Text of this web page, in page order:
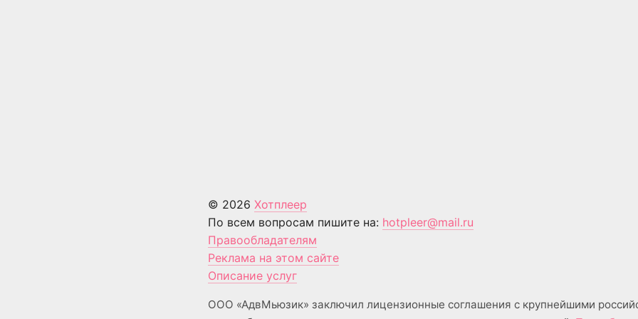
© 2026 Хотплеер
По всем вопросам пишите на: hotpleer@mail.ru
Правообладателям
Реклама на этом сайте
Описание услуг
ООО «АдвМьюзик» заключил лицензионные соглашения с крупнейшими